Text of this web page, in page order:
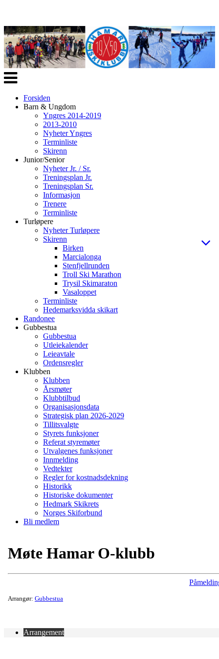
Veksle
navigasjon
Forsiden
Barn & Ungdom
Yngres 2014-2019
2013-2010
Nyheter Yngres
Terminliste
Skirenn
Junior/Senior
Nyheter Jr. / Sr.
Treningsplan Jr.
Treningsplan Sr.
Informasjon
Trenere
Terminliste
Turløpere
Nyheter Turløpere
Skirenn
Birken
Marcialonga
Stenfjellrunden
Troll Ski Marathon
Trysil Skimaraton
Vasaloppet
Terminliste
Hedemarksvidda skikart
Randonee
Gubbestua
Gubbestua
Utleiekalender
Leieavtale
Ordensregler
Klubben
Klubben
Årsmøter
Klubbtilbud
Organisasjonsdata
Strategisk plan 2026-2029
Tillitsvalgte
Styrets funksjoner
Referat styremøter
Utvalgenes funksjoner
Innmelding
Vedtekter
Regler for kostnadsdekning
Historikk
Historiske dokumenter
Hedmark Skikrets
Norges Skiforbund
Bli medlem
Møte Hamar O-klubb
Arrangør: Gubbestua
Arrangement